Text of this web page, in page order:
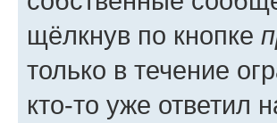
щёлкнув по кнопке
только в течение
кто-то уже ответил